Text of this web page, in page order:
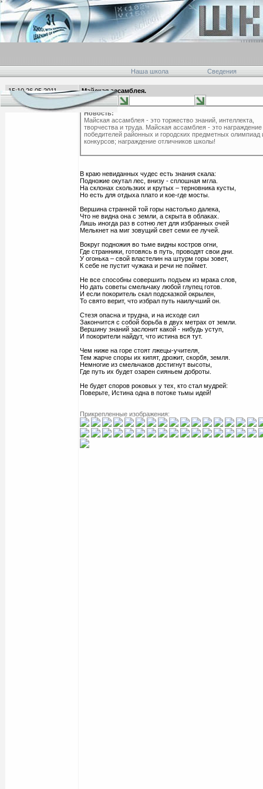
Наша школа Сведения
15:10 26.05.2011
Майская ассамблея.
Новость:
Майская ассамблея - это торжество знаний, интеллекта,
творчества и труда. Майская ассамблея - это награждение
победителей районных и городских предметных олимпиад
конкурсов; награждение отличников школы!
В краю невиданных чудес есть знания скала:
Подножие окутал лес, внизу - сплошная мгла.
На склонах скользких и крутых – терновника кусты,
Но есть для отдыха плато и кое-где мосты.
Вершина странной той горы настолько далека,
Что не видна она с земли, а скрыта в облаках.
Лишь иногда раз в сотню лет для избранных очей
Мелькнет на миг зовущий свет семи ее лучей.
Вокруг подножия во тьме видны костров огни,
Где странники, готовясь в путь, проводят свои дни.
У огонька – свой властелин на штурм горы зовет,
К себе не пустит чужака и речи не поймет.
Не все способны совершить подъем из мрака слов,
Но дать советы смельчаку любой глупец готов.
И если покоритель скал подсказкой окрылен,
То свято верит, что избрал путь наилучший он.
Стезя опасна и трудна, и на исходе сил
Закончится с собой борьба в двух метрах от земли.
Вершину знаний заслонит какой - нибудь уступ,
И покорители найдут, что истина вся тут.
Чем ниже на горе стоят лжецы-учителя,
Тем жарче споры их кипят, дрожит, скорбя, земля.
Немногие из смельчаков достигнут высоты,
Где путь их будет озарен сияньем доброты.
Не будет споров роковых у тех, кто стал мудрей:
Поверьте, Истина одна в потоке тьмы идей!
Прикрепленные изображения: